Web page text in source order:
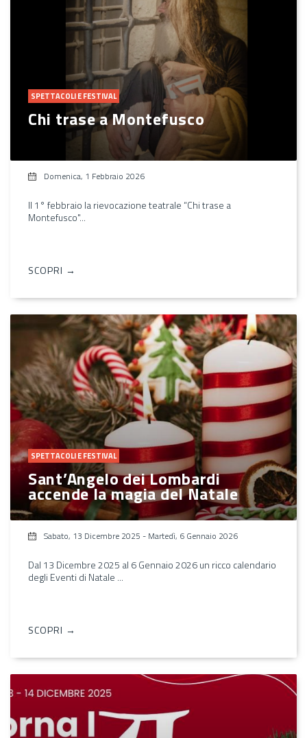
SPETTACOLI E FESTIVAL
Chi trase a Montefusco
Domenica, 1 Febbraio 2026
Il 1° febbraio la rievocazione teatrale “Chi trase a
Montefusco"...
SCOPRI →
SPETTACOLI E FESTIVAL
Sant’Angelo dei Lombardi
accende la magia del Natale
Sabato, 13 Dicembre 2025 - Martedì, 6 Gennaio 2026
Dal 13 Dicembre 2025 al 6 Gennaio 2026 un ricco calendario
degli Eventi di Natale ...
SCOPRI →